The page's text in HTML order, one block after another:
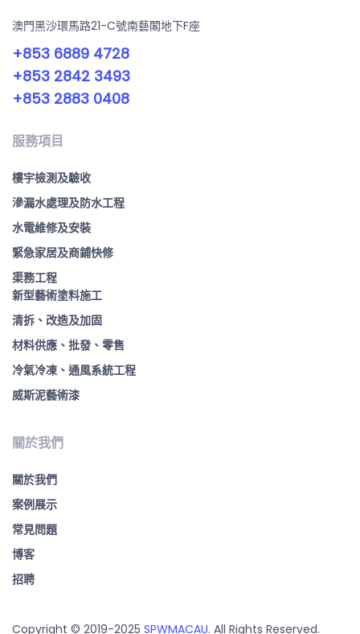
澳門黑沙環馬路21-C號南藝閣地下F座
+853 6889 4728
+853 2842 3493
+853 2883 0408
服務項目
樓宇檢測及驗收
滲漏水處理及防水工程
水電維修及安裝
緊急家居及商鋪快修
渠務工程
新型藝術塗料施工
清拆、改造及加固
材料供應、批發、零售
冷氣冷凍、通風系統工程
威斯泥藝術漆
關於我們
關於我們
案例展示
常見問題
博客
招聘
Copyright © 2019-2025 SPWMACAU. All Rights Reserved.